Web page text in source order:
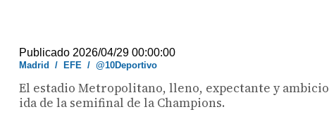
Publicado 2026/04/29 00:00:00
Madrid / EFE /@10Deportivo
El estadio Metropolitano, lleno, expectante y
ida de la semifinal de la Champions.